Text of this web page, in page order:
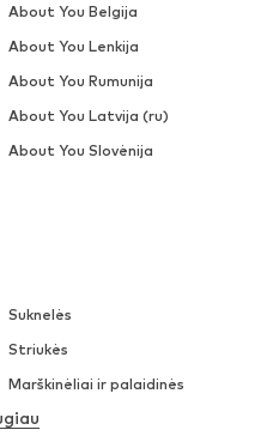
Suknelės
Striukės
Marškinėliai ir palaidinės
Apatiniai
About You Belgija
About You Lenkija
About You Rumunija
About You Latvija (ru)
About You Slovėnija